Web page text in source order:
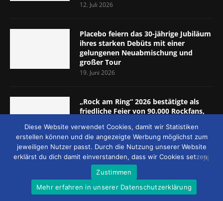
12. Juli 2026
Placebo feiern das 30-jährige Jubiläum
ihres starken Debüts mit einer
gelungenen Neuabmischung und
großer Tour
19. Juni 2026
„Rock am Ring“ 2026 bestätigte als
friedliche Feier von 90.000 Rockfans,
5.-7. Juni 2026)
8. Juni 2026
© 2026 - MUCKE UND MEHR
Diese Website verwendet Cookies, damit wir Statistiken
erstellen können und die angezeigte Werbung möglichst zum
jeweiligen Nutzer passt. Durch die Nutzung unserer Website
erklärst du dich damit einverstanden, dass wir Cookies setzen.
Zustimmen
Mehr erfahren in unserer Datenschutzerklärung